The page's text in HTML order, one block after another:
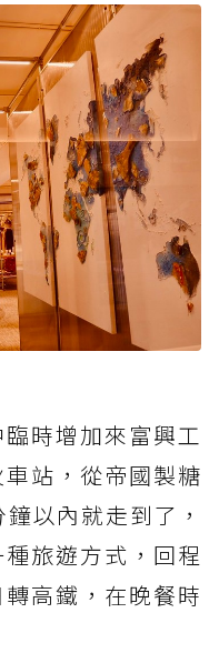
時增加來富興工
站，從帝國製糖
以內就走到了，
旅遊方式，回程
高鐵，在晚餐時